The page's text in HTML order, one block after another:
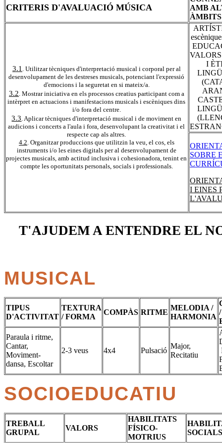
CRITERIS D'AVALUACIÓ MÚSICA
AMB
ÀMBITS
3.1 . Utilitzar tècniques d'interpretació musical i corporal per al
desenvolupament de les destreses musicals, potenciant l'expressió
d'emocions i la seguretat en si mateix/a.
3.2 . Mostrar iniciativa en els processos creatius participant com a
intèrpret en actuacions i manifestacions musicals i escèniques dins
i/o fora del centre.
3.3 . Aplicar tècniques d'interpretació musical i de moviment en
audicions i concerts a l'aula i fora, desenvolupant la creativitat i el
respecte cap als altres.
4.2 . Organitzar produccions que utilitzin la veu, el cos, els
instruments i/o les eines digitals per al desenvolupament de
projectes musicals, amb actitud inclusiva i cohesionadora, tenint en
compte les oportunitats personals, socials i professionals.
I
SOBRE
I EINES
T'AJUDEM A ENTENDRE EL
MUSICAL
TIPUS
D'ACTIVITAT
TEXTURA
/ FORMA
COMPÀS RITME
MELODIA /
HARMONIA
/
Paraula i ritme,
Cantar,
Moviment-
dansa, Escoltar
2-3 veus 4x4 Pulsació
Major,
Recitatiu
SOCIOEDUCATIU
TREBALL
GRUPAL
VALORS
HABILITATS
FÍSICO-
MOTRIUS
SOCIALS